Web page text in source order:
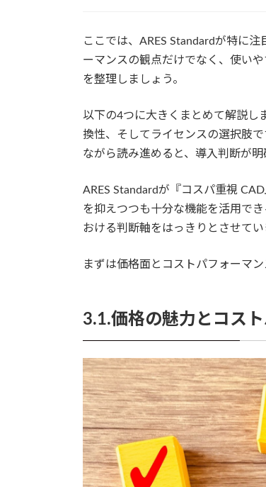
ここでは、ARES Standardが特に
ーマンスの観点だけでなく、使い
を整理しましょう。
以下の4つに大きくまとめて解説し
換性、そしてライセンスの選択肢
ながら読み進めると、導入判断が明
ARES Standardが『コスパ重視
を抑えつつも十分な機能を活用で
おける判断軸をはっきりとさせてい
まずは価格面とコストパフォーマ
3.1.価格の魅力とコス